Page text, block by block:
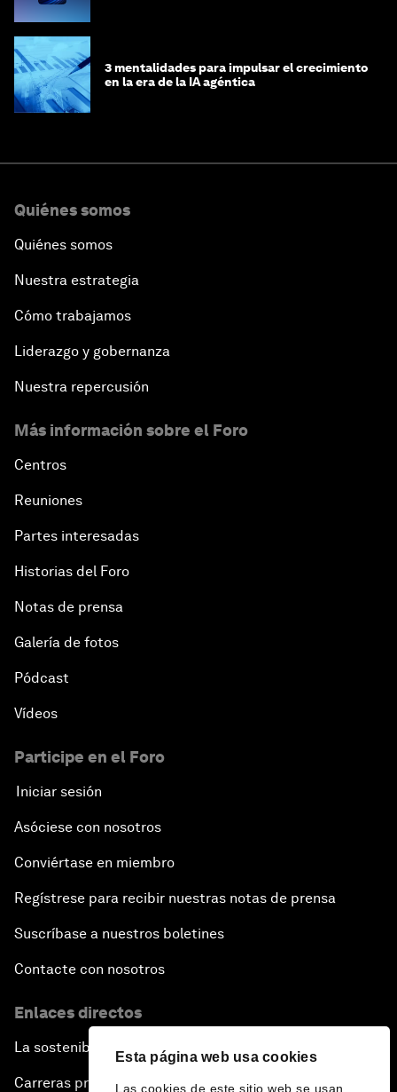
Esta página web usa cookies
Las cookies de este sitio web se usan
3 mentalidades para impulsar el crecimiento
en la era de la IA agéntica
Quiénes somos
Quiénes somos
Nuestra estrategia
Cómo trabajamos
Liderazgo y gobernanza
Nuestra repercusión
Más información sobre el Foro
Centros
Reuniones
Partes interesadas
Historias del Foro
Notas de prensa
Galería de fotos
Pódcast
Vídeos
Participe en el Foro
Iniciar sesión
Asóciese con nosotros
Conviértase en miembro
Regístrese para recibir nuestras notas de prensa
Suscríbase a nuestros boletines
Contacte con nosotros
Enlaces directos
La sostenibilidad en el Foro
Carreras profesionales